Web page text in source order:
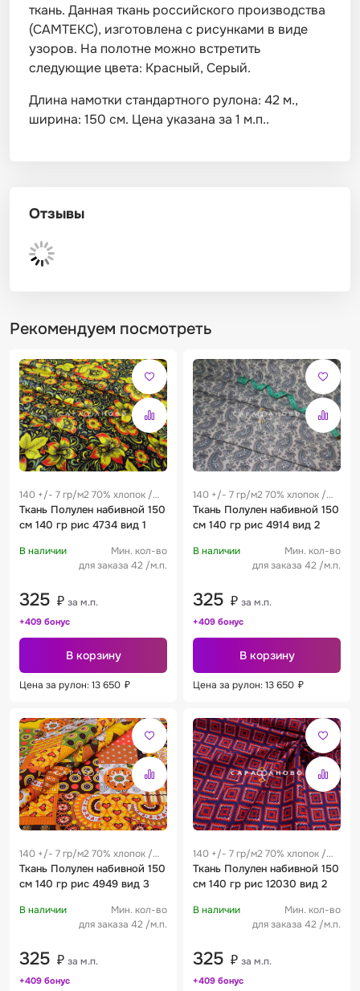
ткань. Данная ткань российского производства
(САМТЕКС), изготовлена с рисунками в виде
узоров. На полотне можно встретить
следующие цвета: Красный, Серый.
Длина намотки стандартного рулона: 42 м.,
ширина: 150 см. Цена указана за 1 м.п..
Отзывы
Рекомендуем посмотреть
140 +/- 7 гр/м2 70% хлопок /
30% лен 0.28 м
Ткань Полулен набивной 150
см 140 гр рис 4734 вид 1
В наличии
Мин. кол-во
для заказа 42 /м.п.
325 ₽ за м.п.
+409 бонус
В корзину
Цена за рулон: 13 650 ₽
140 +/- 7 гр/м2 70% хлопок /
30% лен 0.28 м
Ткань Полулен набивной 150
см 140 гр рис 4914 вид 2
В наличии
Мин. кол-во
для заказа 42 /м.п.
325 ₽ за м.п.
+409 бонус
В корзину
Цена за рулон: 13 650 ₽
140 +/- 7 гр/м2 70% хлопок /
30% лен 0.28 м
Ткань Полулен набивной 150
см 140 гр рис 4949 вид 3
В наличии
Мин. кол-во
для заказа 42 /м.п.
325 ₽ за м.п.
+409 бонус
140 +/- 7 гр/м2 70% хлопок /
30% лен 0.28 м
Ткань Полулен набивной 150
см 140 гр рис 12030 вид 2
В наличии
Мин. кол-во
для заказа 42 /м.п.
325 ₽ за м.п.
+409 бонус